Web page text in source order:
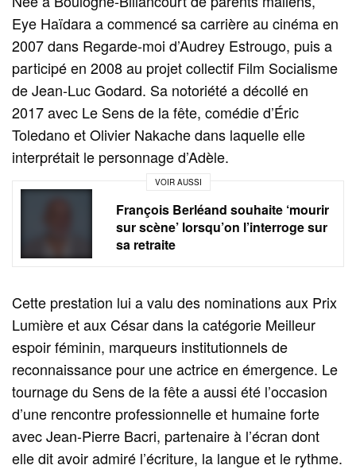
Eye Haïdara a commencé sa carrière au cinéma en
2007 dans Regarde‑moi d’Audrey Estrougo, puis a
participé en 2008 au projet collectif Film Socialisme
de Jean‑Luc Godard. Sa notoriété a décollé en
2017 avec Le Sens de la fête, comédie d’Éric
Toledano et Olivier Nakache dans laquelle elle
interprétait le personnage d’Adèle.
VOIR AUSSI
François Berléand souhaite ‘mourir
sur scène’ lorsqu’on l’interroge sur
sa retraite
Cette prestation lui a valu des nominations aux Prix
Lumière et aux César dans la catégorie Meilleur
espoir féminin, marqueurs institutionnels de
reconnaissance pour une actrice en émergence. Le
tournage du Sens de la fête a aussi été l’occasion
d’une rencontre professionnelle et humaine forte
avec Jean‑Pierre Bacri, partenaire à l’écran dont
elle dit avoir admiré l’écriture, la langue et le rythme.